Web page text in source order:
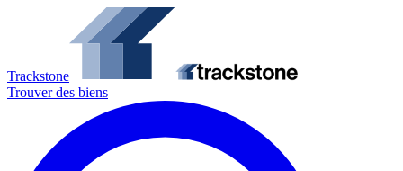
Trackstone
Trouver des biens